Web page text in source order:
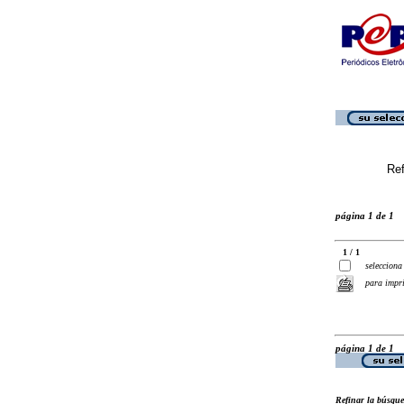
página 1 de 1
1 / 1
selecciona
para
página 1 de 1
Refinar la